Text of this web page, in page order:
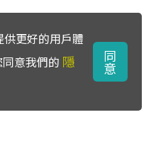
更好的用戶體
意我們的 隱
同
意